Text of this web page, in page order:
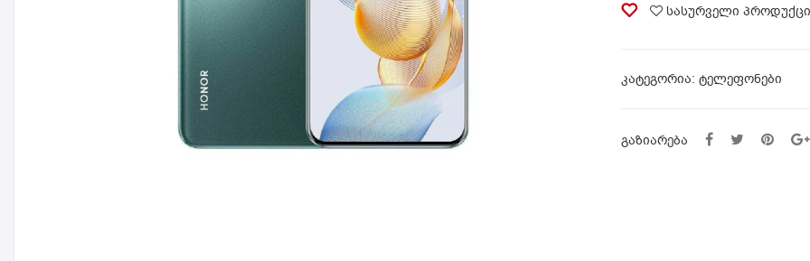
Emeraldსასურველი
ᲙᲐᲢᲔᲒᲝᲠᲘᲐ: ტელეფონები
ᲒᲐᲖᲘᲐᲠᲔᲑᲐ